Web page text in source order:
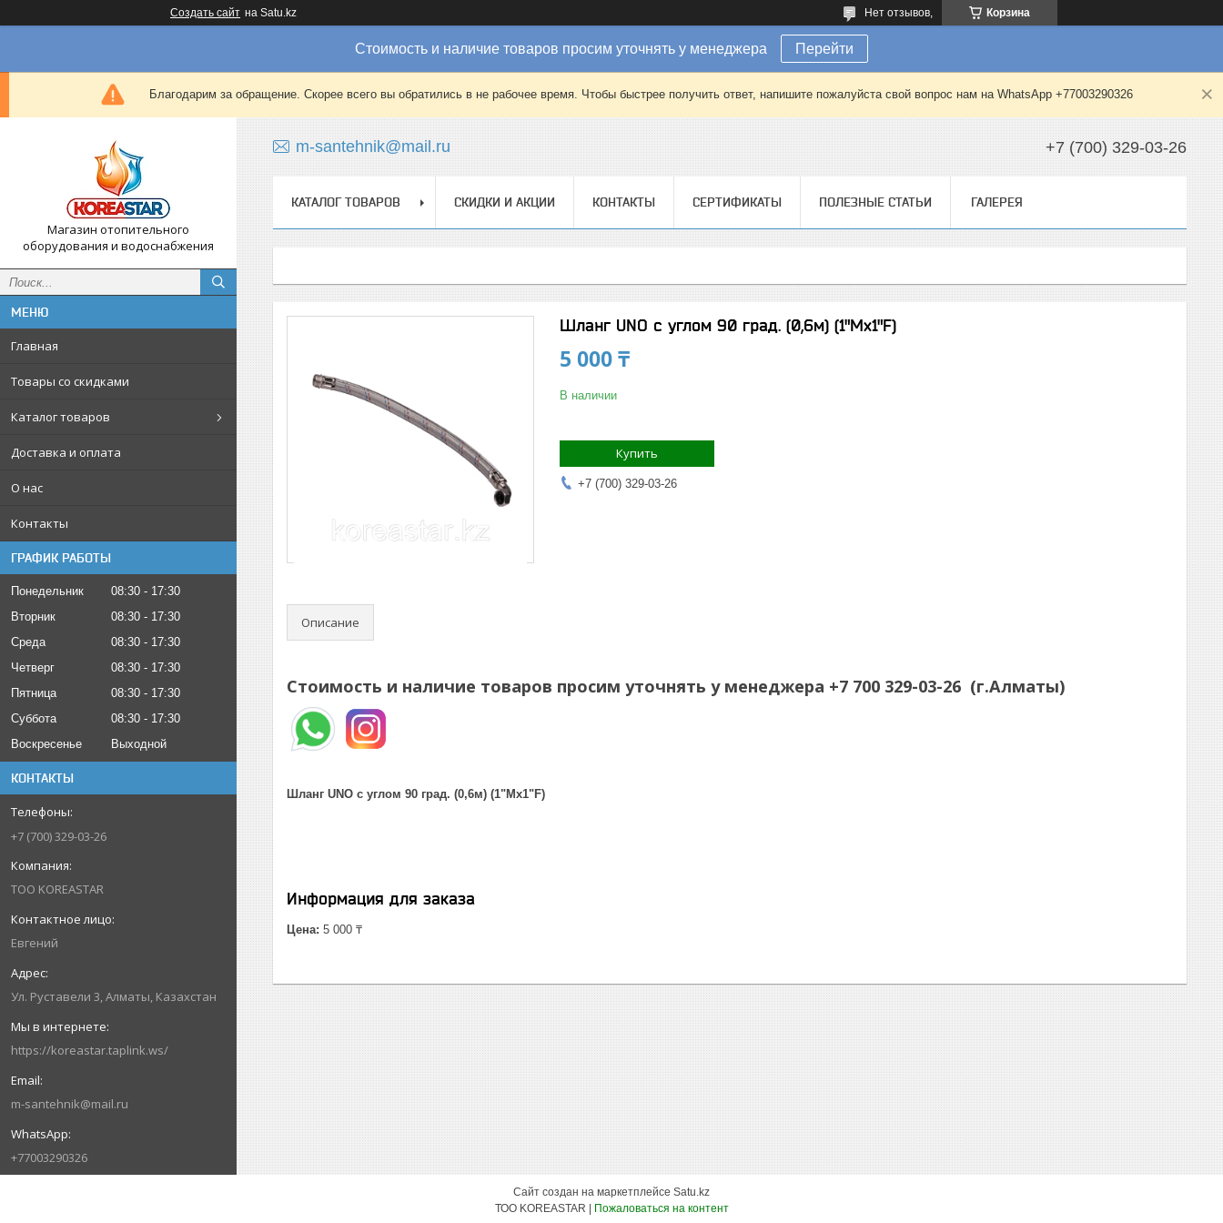
Создать сайт на Satu.kz Корзина
Нет отзывов,
Стоимость и наличие товаров просим уточнять у менеджера Перейти
Благодарим за обращение. Скорее всего вы обратились в не рабочее время. Чтобы быстрее получить ответ, напишите пожалуйста свой вопрос нам на WhatsApp +77003290326
Магазин отопительного
оборудования и водоснабжения
Главная
Товары со скидками
Каталог товаров
Доставка и оплата
О нас
Контакты
ГРАФИК РАБОТЫ
Понедельник 08:30
17:30
Вторник
08:30
17:30
Среда
08:30
17:30
Четверг
08:30
17:30
Пятница
08:30
17:30
Суббота
08:30
17:30
Воскресенье
Выходной
КОНТАКТЫ
+7 (700) 329-03-26
ТОО KOREASTAR
Евгений
Ул. Руставели 3, Алматы, Казахстан
https://koreastar.taplink.ws/
m-santehnik@mail.ru
+77003290326
m-santehnik@mail.ru +7 (700) 329-03-26
КАТАЛОГ ТОВАРОВ СКИДКИ И АКЦИИ КОНТАКТЫ СЕРТИФИКАТЫ ПОЛЕЗНЫЕ СТАТЬИ ГАЛЕРЕЯ
Шланг UNO с углом 90 град. (0,6м) (1"Mx1"F)
5 000 ₸
В наличии
Купить
+7 (700) 329-03-26
Описание
Стоимость и наличие товаров просим уточнять у менеджера +7 700 329-03-26 (г.Алматы)
Шланг UNO с углом 90 град. (0,6м) (1"Mx1"F)
Информация для заказа
Цена: 5 000 ₸
Сайт создан на маркетплейсе Satu.kz
Пожаловаться на контент